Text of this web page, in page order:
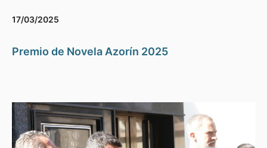
17/03/2025
Premio de Novela Azorín 2025